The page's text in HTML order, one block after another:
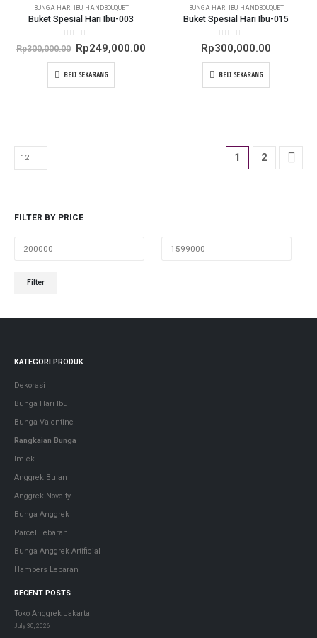
BUNGA HARI IBU HANDBOUQUET
Buket Spesial Hari Ibu-003
0out of 5
Rp300,000.00 Original
price
was:
Rp300,000.00.
Rp249,000.00Current
Rp249,000.00.
BELI SEKARANG
BUNGA HARI IBU HANDBOUQUET
Buket Spesial Hari Ibu-015
0out of 5
Rp300,000.00
BELI SEKARANG
1 2
FILTER BY PRICE
price
price
Filter
KATEGORI PRODUK
Dekorasi
Bunga Hari Ibu
Bunga Valentine
Rangkaian Bunga
Imlek
Anggrek Bulan
Anggrek Novelty
Bunga Anggrek
Parcel Lebaran
Bunga Anggrek Artificial
Hampers Lebaran
RECENT POSTS
Toko Anggrek Jakarta
July 30, 2026